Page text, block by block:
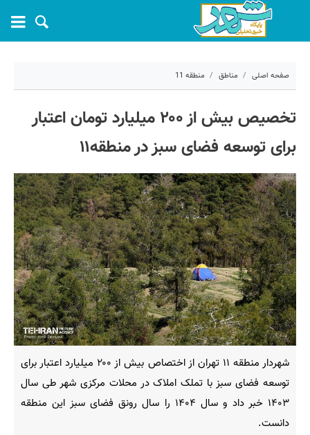
صفحه اصلی مناطق منطقه 11
تخصیص بیش از ۲۰۰ میلیارد تومان اعتبار
برای توسعه فضای سبز در منطقه۱۱
شهردار منطقه ۱۱ تهران از اختصاص بیش از ۲۰۰ میلیارد اعتبار برای
توسعه فضای سبز با تملک املاک در محلات مرکزی شهر طی سال
۱۴۰۳ خبر داد و سال ۱۴۰۴ را سال رونق فضای سبز این منطقه
دانست.